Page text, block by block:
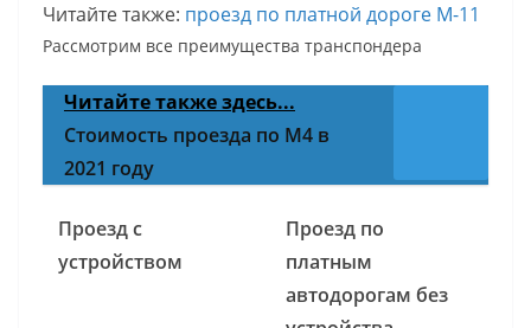
Читайте также: проезд по платной дороге М-11
Рассмотрим все преимущества транспондера
Читайте также здесь...
Стоимость проезда по М4 в
2021 году
Проезд с
устройством
Проезд по
платным
автодорогам без